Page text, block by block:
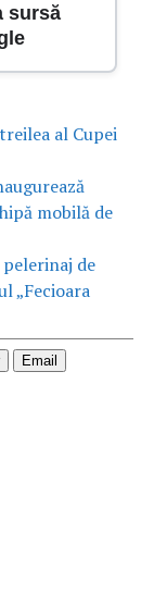
sursă
al Cupei
mobilă de
de
„Fecioara
Email